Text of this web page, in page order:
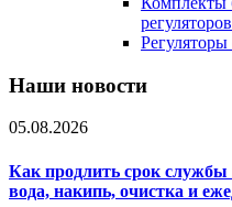
Регуляторы
Наши новости
05.08.2026
Как продлить срок
вода, накипь, очистка и